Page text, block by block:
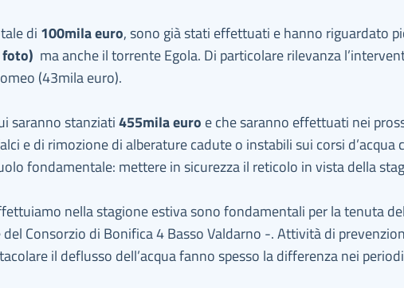
di 100mila euro, sono già stati effettuati e hanno riguardato
ma anche il torrente Egola. Di particolare rilevanza
(43mila euro).
saranno stanziati455mila euro e che saranno effettuati nei
e di rimozione di alberature cadute o instabili sui corsi d’acqua
fondamentale: mettere in sicurezza il reticolo in vista della
nella stagione estiva sono fondamentali per la tenuta
Consorzio di Bonifica 4 Basso Valdarno -. Attività di
il deflusso dell’acqua fanno spesso la differenza nei